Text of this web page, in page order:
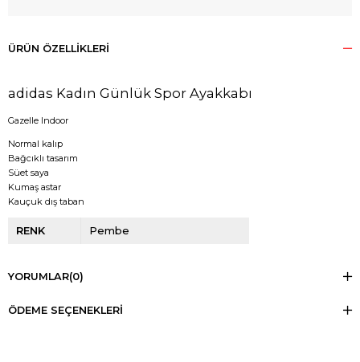
ÜRÜN ÖZELLIKLERI
adidas Kadın Günlük Spor Ayakkabı
Gazelle Indoor
Normal kalıp
Bağcıklı tasarım
Süet saya
Kumaş astar
Kauçuk dış taban
RENK Pembe
YORUMLAR(0)
ÖDEME SEÇENEKLERI